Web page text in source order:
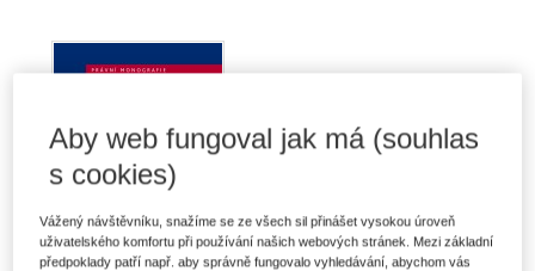
Aby web fungoval jak má (souhlas
s cookies)
Vážený návštěvníku, snažíme se ze všech sil přinášet vysokou úroveň
uživatelského komfortu při používání našich webových stránek. Mezi základní
předpoklady patří např. aby správně fungovalo vyhledávání, abychom vás